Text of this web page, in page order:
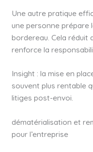
Une autre pratique
une personne prépare
bordereau. Cela réduit
renforce la
Insight : la mise en
souvent plus rentable
litiges post-envoi.
dématérialisation et
pour l’entreprise